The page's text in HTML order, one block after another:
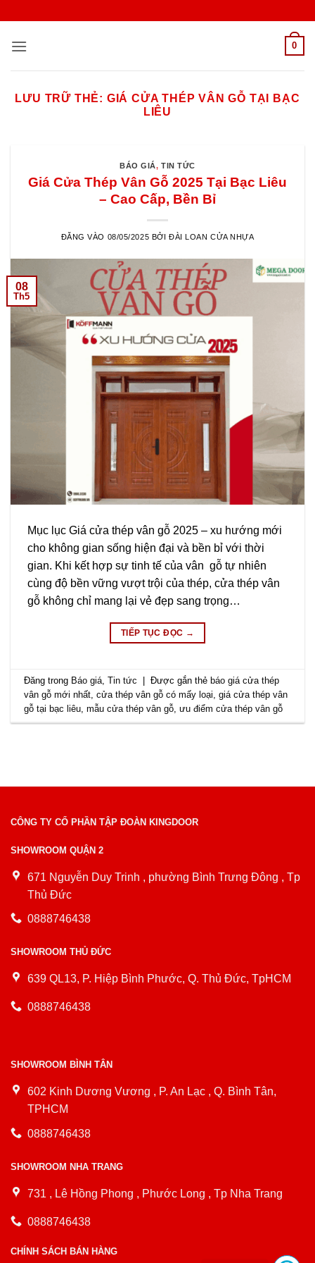
nội
0
LƯU TRỮ THẺ: GIÁ CỬA THÉP VÂN GỖ TẠI BẠC
LIÊU
BÁO GIÁ,TIN TỨC
Giá Cửa Thép Vân Gỗ 2025 Tại Bạc Liêu
– Cao Cấp, Bền Bỉ
ĐĂNG VÀO 08/05/2025 BỞI ĐÀI LOAN CỬA NHỰA
08
Th5
Mục lục Giá cửa thép vân gỗ 2025 – xu hướng mới
cho không gian sống hiện đại và bền bỉ với thời
gian. Khi kết hợp sự tinh tế của vân gỗ tự nhiên
cùng độ bền vững vượt trội của thép, cửa thép vân
gỗ không chỉ mang lại vẻ đẹp sang trọng…
TIẾP TỤC ĐỌC →
Đăng trong Báo giá,Tin tức Được gắn thẻ báo giá cửa thép
vân gỗ mới nhất,cửa thép vân gỗ có mấy loại,giá cửa thép vân
gỗ tại bạc liêu,mẫu cửa thép vân gỗ,ưu điểm cửa thép vân gỗ
CÔNG TY CỔ PHẦN TẬP ĐOÀN KINGDOOR
SHOWROOM QUẬN 2
671 Nguyễn Duy Trinh , phường Bình Trưng Đông , Tp
Thủ Đức
0888746438
SHOWROOM THỦ ĐỨC
639 QL13, P. Hiệp Bình Phước, Q. Thủ Đức, TpHCM
0888746438
SHOWROOM BÌNH TÂN
602 Kinh Dương Vương , P. An Lạc , Q. Bình Tân,
TPHCM
0888746438
SHOWROOM NHA TRANG
731 , Lê Hồng Phong , Phước Long , Tp Nha Trang
0888746438
CHÍNH SÁCH BÁN HÀNG